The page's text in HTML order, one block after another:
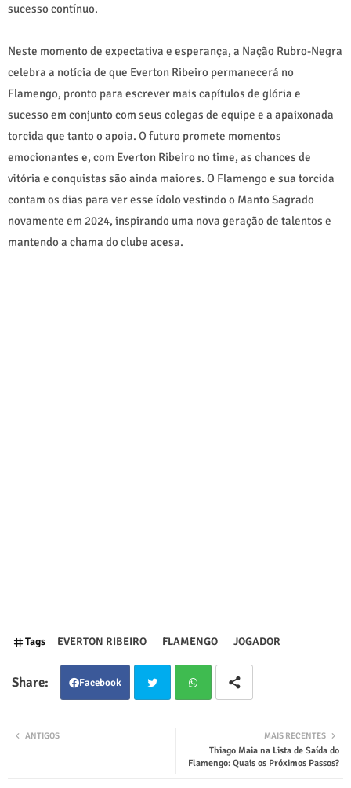
sucesso contínuo.
Neste momento de expectativa e esperança, a Nação Rubro-Negra
celebra a notícia de que Everton Ribeiro permanecerá no
Flamengo, pronto para escrever mais capítulos de glória e
sucesso em conjunto com seus colegas de equipe e a apaixonada
torcida que tanto o apoia. O futuro promete momentos
emocionantes e, com Everton Ribeiro no time, as chances de
vitória e conquistas são ainda maiores. O Flamengo e sua torcida
contam os dias para ver esse ídolo vestindo o Manto Sagrado
novamente em 2024, inspirando uma nova geração de talentos e
mantendo a chama do clube acesa.
Tags EVERTON RIBEIRO FLAMENGO JOGADOR
Facebook
MAIS RECENTES
Thiago Maia na Lista de Saída do
Flamengo: Quais os Próximos Passos?
ANTIGOS